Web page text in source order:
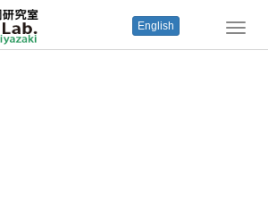
T
o
English